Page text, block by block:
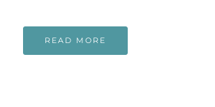
READ MORE